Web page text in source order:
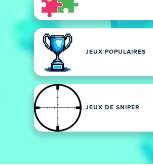
JEUX POPULAIRES
JEUX DE SNIPER